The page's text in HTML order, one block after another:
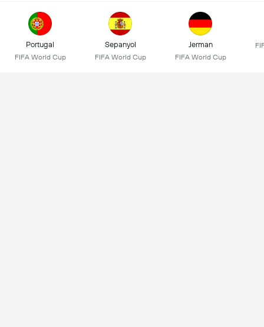
Portugal
FIFA World Cup
Sepanyol
FIFA World Cup
Jerman
FIFA World Cup